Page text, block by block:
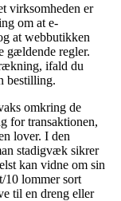
virksomheden er
om at e-
at webbutikken
gældende regler.
ifald du
bestilling.
omkring de
for transaktionen,
lover. I den
stadigvæk sikrer
kan vidne om sin
10 lommer sort
til en dreng eller